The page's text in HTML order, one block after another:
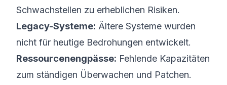
Schwachstellen zu erheblichen Risiken.
Legacy-Systeme: Ältere Systeme wurden
nicht für heutige Bedrohungen entwickelt.
Ressourcenengpässe: Fehlende Kapazitäten
zum ständigen Überwachen und Patchen.